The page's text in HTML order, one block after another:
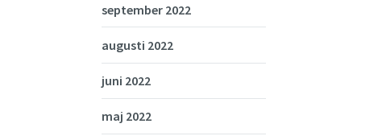
september 2022
augusti 2022
juni 2022
maj 2022